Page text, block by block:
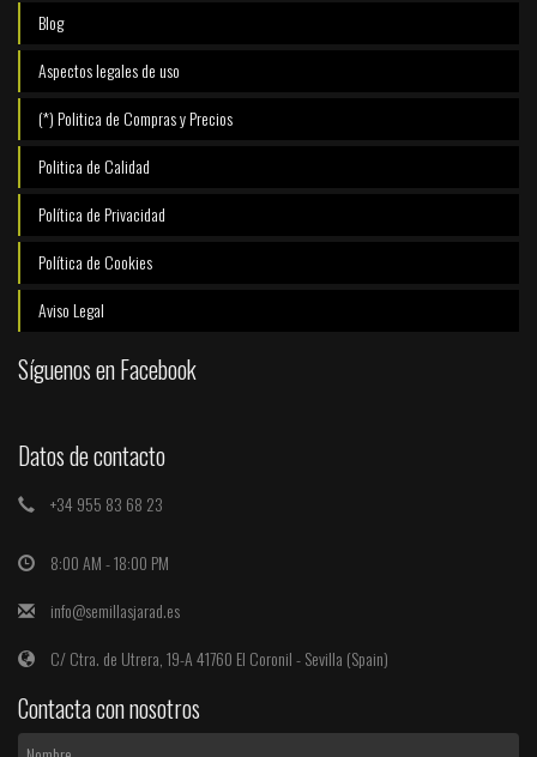
Blog
Aspectos legales de uso
(*) Politica de Compras y Precios
Politica de Calidad
Política de Privacidad
Política de Cookies
Aviso Legal
Síguenos en Facebook
Datos de contacto
+34 955 83 68 23
8:00 AM - 18:00 PM
info@semillasjarad.es
C/ Ctra. de Utrera, 19-A 41760 El Coronil - Sevilla (Spain)
Contacta con nosotros